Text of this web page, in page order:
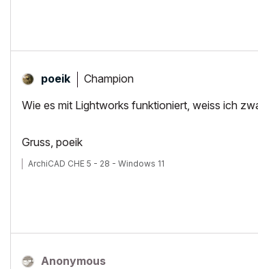
poeik Champion
Wie es mit Lightworks funktioniert, weiss ich
Gruss, poeik
ArchiCAD CHE 5 - 28 - Windows 11
Anonymous